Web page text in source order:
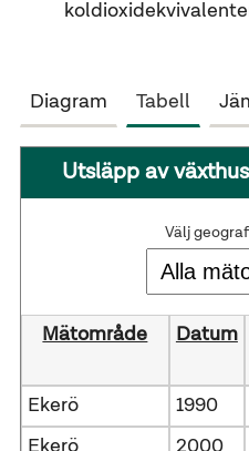
Diagram Tabell
Utsläpp av
Välj
Mätområde Datum
Ekerö 1990
Ekerö 2000